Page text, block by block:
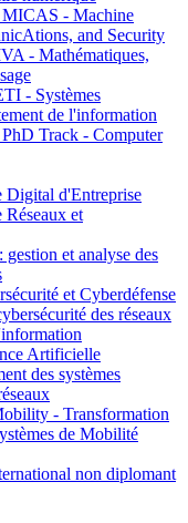
- Machine
and Security
- Mathématiques,
- Systèmes
de l'information
Track - Computer
d'Entreprise
et
et analyse des
et Cyberdéfense
des réseaux
Artificielle
des systèmes
- Transformation
de Mobilité
non diplomant